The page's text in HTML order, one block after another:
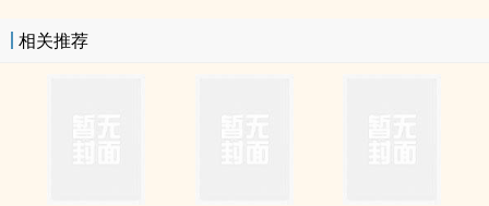
相关推荐